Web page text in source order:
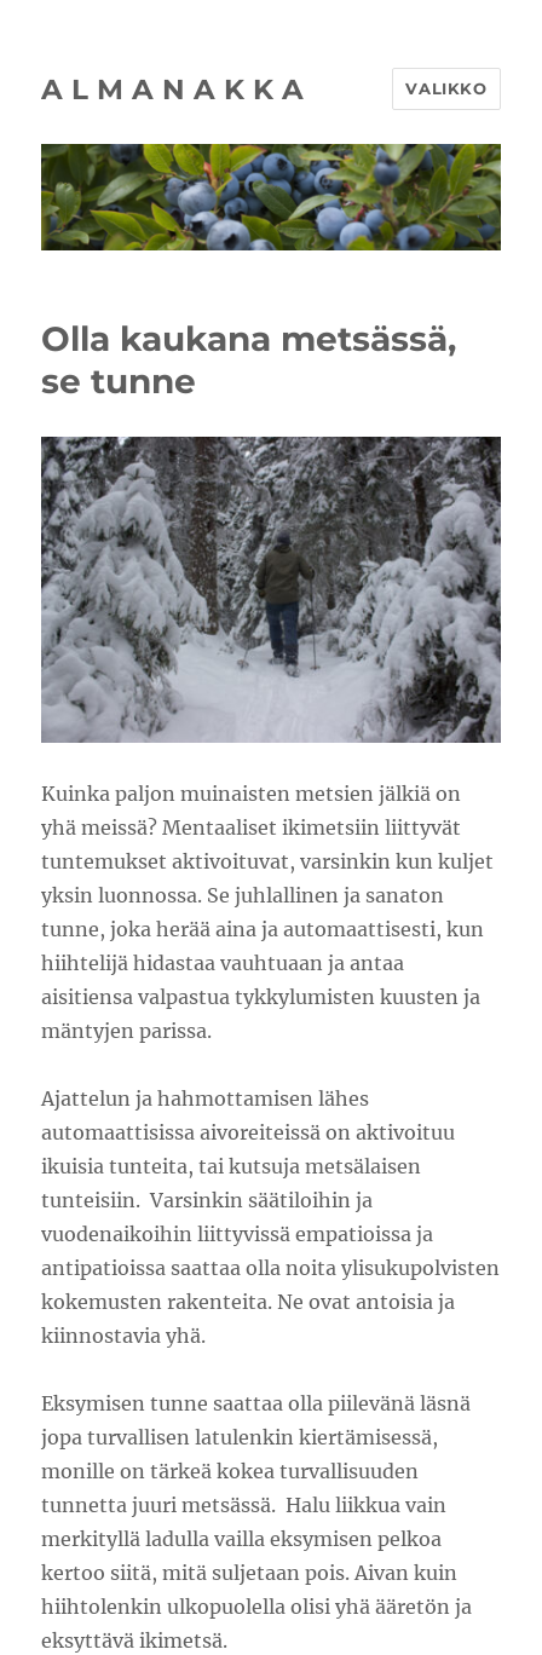
A L M A N A K K A VALIKKO
Olla kaukana metsässä,
se tunne
Kuinka paljon muinaisten metsien jälkiä on
yhä meissä? Mentaaliset ikimetsiin liittyvät
tuntemukset aktivoituvat, varsinkin kun kuljet
yksin luonnossa. Se juhlallinen ja sanaton
tunne, joka herää aina ja automaattisesti, kun
hiihtelijä hidastaa vauhtuaan ja antaa
aisitiensa valpastua tykkylumisten kuusten ja
mäntyjen parissa.
Ajattelun ja hahmottamisen lähes
automaattisissa aivoreiteissä on aktivoituu
ikuisia tunteita, tai kutsuja metsälaisen
tunteisiin. Varsinkin säätiloihin ja
vuodenaikoihin liittyvissä empatioissa ja
antipatioissa saattaa olla noita ylisukupolvisten
kokemusten rakenteita. Ne ovat antoisia ja
kiinnostavia yhä.
Eksymisen tunne saattaa olla piilevänä läsnä
jopa turvallisen latulenkin kiertämisessä,
monille on tärkeä kokea turvallisuuden
tunnetta juuri metsässä. Halu liikkua vain
merkityllä ladulla vailla eksymisen pelkoa
kertoo siitä, mitä suljetaan pois. Aivan kuin
hiihtolenkin ulkopuolella olisi yhä ääretön ja
eksyttävä ikimetsä.